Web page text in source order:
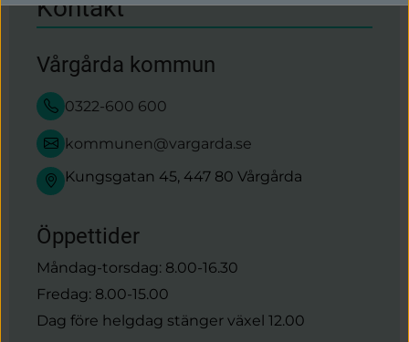
Kontakt
Vårgårda kommun
0322-600 600
kommunen@vargarda.se
Kungsgatan 45, 447 80 Vårgårda
Öppettider
Måndag-torsdag: 8.00-16.30
Fredag: 8.00-15.00
Dag före helgdag stänger växel 12.00